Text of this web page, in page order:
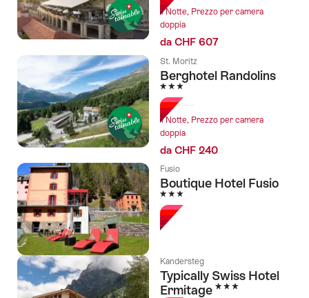
1 Notte, Prezzo per camera
doppia
da CHF 607
St. Moritz
Berghotel Randolins
3 Stelle
1 Notte, Prezzo per camera
doppia
da CHF 240
Fusio
Boutique Hotel Fusio
3 Stelle
Kandersteg
Typically Swiss Hotel
Ermitage 3 Stelle